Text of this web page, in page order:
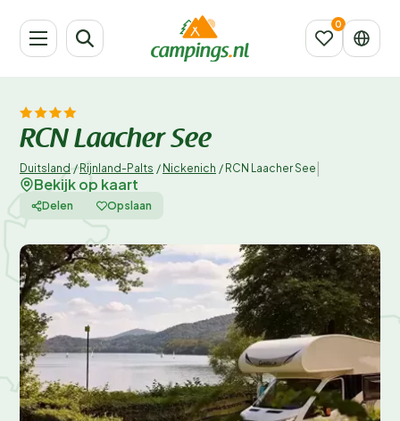
RCN Laacher See
Duitsland / Rijnland-Palts / Nickenich / RCN Laacher See
Bekijk op kaart
Delen Opslaan